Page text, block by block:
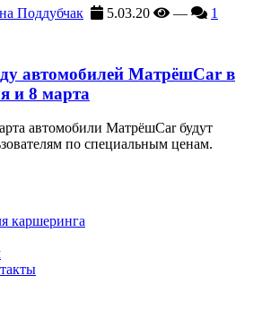
Поддубчак 5.03.20 — 1
автомобилей МатрёшCar в
и 8 марта
автомобили МатрёшCar будут
по специальным ценам.
каршеринга